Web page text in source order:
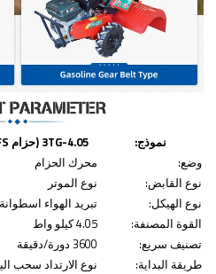
نموذج:
3TG-4.05 (حزام 173FS)
وضع:
محرك الحزام
نوع القابض:
نوع الموتر
نوع الهيكل:
تبريد الهواء
القوة المصنفة:
4.05 كيلو واط
تصنيف سريع:
3600 دورة/دقيقة
طريقة البداية:
نوع الارتداد سحب